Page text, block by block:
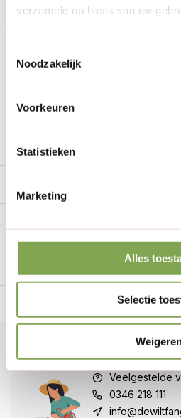
verzameld op basis van uw
Noodzakelijk
Voorkeuren
Statistieken
Marketing
Alles
Selectie
Geschikt voor buitengebruik
Past perfect in eigentijdse
Beschrijving
dagen bedenktijd
Klantenservice
Veelgestelde
0346 218 111